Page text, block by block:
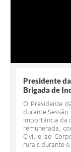
Presidente
Brigada de
O Presidente
durante
importância da
remunerada,
Civil e ao
rurais durante o...